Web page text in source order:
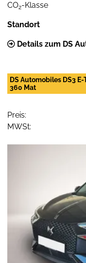
CO2-Klasse
Standort
Details zum DS
DS Automobiles DS3
360 Mat
Preis:
MWSt: